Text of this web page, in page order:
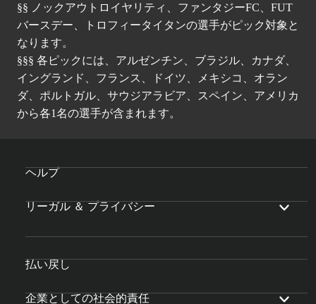
§§ ノックアウトロイヤリティ、ファンタジーFC、FUT
バースデー、トロフィータイタンの選手がピック対象と
なります。
§§§ 各ピックには、アルゼンチン、ブラジル、カナダ、
イングランド、フランス、ドイツ、メキシコ、オラン
ダ、ポルトガル、サウジアラビア、スペイン、アメリカ
から各1名の選手が含まれます。
ヘルプ
リーガル ＆ プライバシー
払い戻し
企業としての社会的責任